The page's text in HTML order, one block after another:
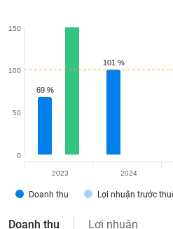
69 %
69 %
101 %
101 %
Doanh thu Lợi nhuận trước
0
50
100
150
2023 2024
Doanh thu Lợi nhuận